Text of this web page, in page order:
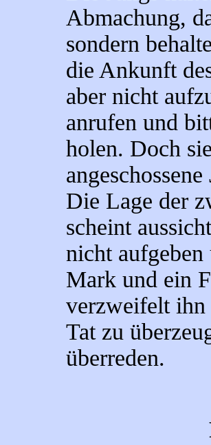
Abmachung,
sondern
die Ankunft
aber nicht
anrufen und
holen. Doch
Die Lage der
scheint
nicht
Mark und ein
verzweifelt ihn
Tat zu
überreden.